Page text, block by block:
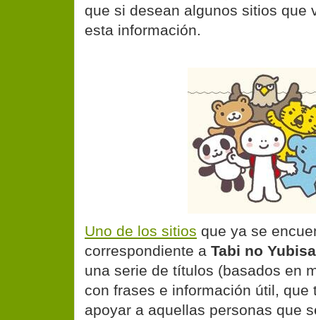
que si desean algunos sitios que
esta información.
Uno de los sitios que ya se
correspondiente a Tabi no
una serie de títulos (basados en
con frases e información útil, que
apoyar a aquellas personas que